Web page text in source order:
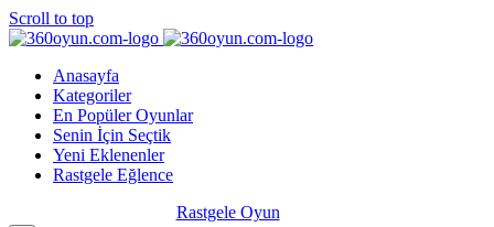
Scroll to top
Anasayfa
Kategoriler
En Popüler Oyunlar
Senin İçin Seçtik
Yeni Eklenenler
Rastgele Eğlence
Rastgele Oyun